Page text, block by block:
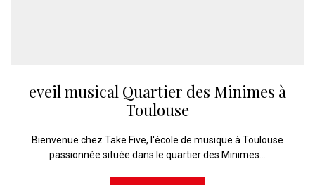
eveil musical Quartier des Minimes à
Toulouse
Bienvenue chez Take Five, l'école de musique à Toulouse
passionnée située dans le quartier des Minimes...